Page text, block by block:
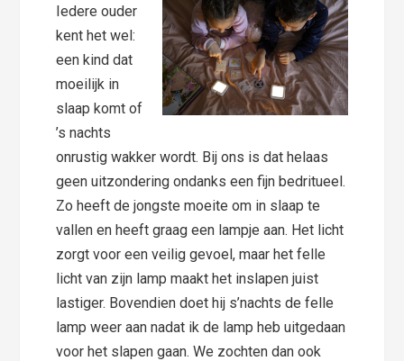
Iedere ouder
kent het wel:
een kind dat
moeilijk in
slaap komt of
’s nachts
onrustig wakker wordt. Bij ons is dat helaas
geen uitzondering ondanks een fijn bedritueel.
Zo heeft de jongste moeite om in slaap te
vallen en heeft graag een lampje aan. Het licht
zorgt voor een veilig gevoel, maar het felle
licht van zijn lamp maakt het inslapen juist
lastiger. Bovendien doet hij s’nachts de felle
lamp weer aan nadat ik de lamp heb uitgedaan
voor het slapen gaan. We zochten dan ook